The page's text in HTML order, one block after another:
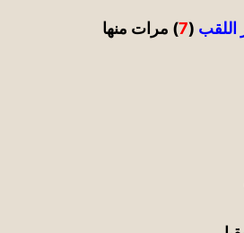
اللقب (
7) مرات منها